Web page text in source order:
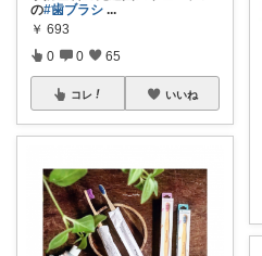
の#歯ブラシ ...
￥ 693
0 0 65
コレ いいね